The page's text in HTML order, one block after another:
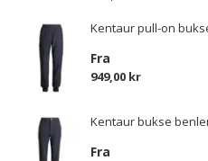
Kentaur pull-on
Fra
949,00 kr
Kentaur bukse
Fra